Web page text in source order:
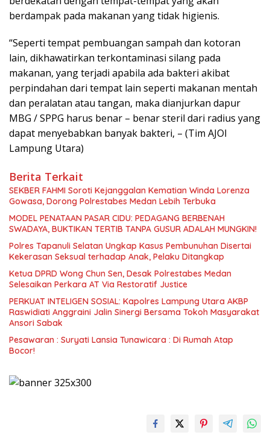
berdampak pada makanan yang tidak higienis.
“Seperti tempat pembuangan sampah dan kotoran
lain, dikhawatirkan terkontaminasi silang pada
makanan, yang terjadi apabila ada bakteri akibat
perpindahan dari tempat lain seperti makanan mentah
dan peralatan atau tangan, maka dianjurkan dapur
MBG / SPPG harus benar – benar steril dari radius yang
dapat menyebabkan banyak bakteri, – (Tim AJOI
Lampung Utara)
Berita Terkait
SEKBER FAHMI Soroti Kejanggalan Kematian Winda Lorenza
Gowasa, Dorong Polrestabes Medan Lebih Terbuka
MODEL PENATAAN PASAR CIDU: PEDAGANG BERBENAH
SWADAYA, BUKTIKAN TERTIB TANPA GUSUR ADALAH MUNGKIN!
Polres Tapanuli Selatan Ungkap Kasus Pembunuhan Disertai
Kekerasan Seksual terhadap Anak, Pelaku Ditangkap
Ketua DPRD Wong Chun Sen, Desak Polrestabes Medan
Selesaikan Perkara AT Via Restoratif Justice
PERKUAT INTELIGEN SOSIAL: Kapolres Lampung Utara AKBP
Raswidiati Anggraini Jalin Sinergi Bersama Tokoh Masyarakat
Ansori Sabak
Pesawaran : Suryati Lansia Tunawicara : Di Rumah Atap
Bocor!